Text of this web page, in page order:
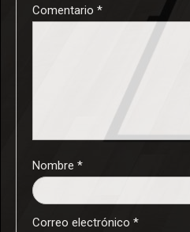
Comentario *
Nombre *
Correo electrónico *